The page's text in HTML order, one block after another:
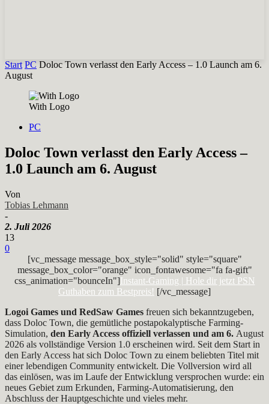
Start PC Doloc Town verlasst den Early Access – 1.0 Launch am 6.
August
With Logo
PC
Doloc Town verlasst den Early Access –
1.0 Launch am 6. August
Von
Tobias Lehmann
-
2. Juli 2026
13
0
[vc_message message_box_style="solid" style="square"
message_box_color="orange" icon_fontawesome="fa fa-gift"
css_animation="bounceIn"]Instant-Gaming | Hole dir jetzt PSN
Guthaben zum Bestpreis! [/vc_message]
Logoi Games und RedSaw Games freuen sich bekanntzugeben,
dass Doloc Town, die gemütliche postapokalyptische Farming-
Simulation, den Early Access offiziell verlassen und am 6. August
2026 als vollständige Version 1.0 erscheinen wird. Seit dem Start in
den Early Access hat sich Doloc Town zu einem beliebten Titel mit
einer lebendigen Community entwickelt. Die Vollversion wird all
das einlösen, was im Laufe der Entwicklung versprochen wurde: ein
neues Gebiet zum Erkunden, Farming-Automatisierung, den
Abschluss der Hauptgeschichte und vieles mehr.